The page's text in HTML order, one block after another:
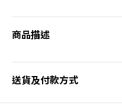
商品描述
送貨及付款方式